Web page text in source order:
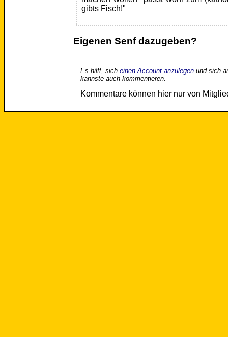
gibts Fisch!"
Eigenen Senf dazugeben?
Es hilft, sich einen Account anzulegenund sich
kannste auch kommentieren.
Kommentare können hier nur von